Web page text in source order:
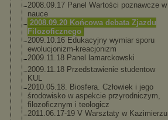
2008.09.17 Panel Wartości poznawcze w
nauce
2008.09.20 Końcowa debata Zjazdu
Filozoficznego
2009.10.16 Edukacyjny wymiar sporu
ewolucjonizm-kreacjonizm
2009.11.18 Panel lamarckowski
2009.11.18 Przedstawienie studentow
KUL
2010.05.18. Biosfera. Człowiek i jego
środowisko w aspekcie przyrodniczym,
filozoficznym i teologicz
2011.06.17-19 V Warsztaty w Kazimierzu